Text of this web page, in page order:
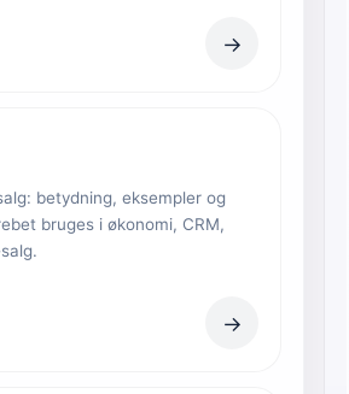
→
betydning, eksempler og
bruges i økonomi, CRM,
→